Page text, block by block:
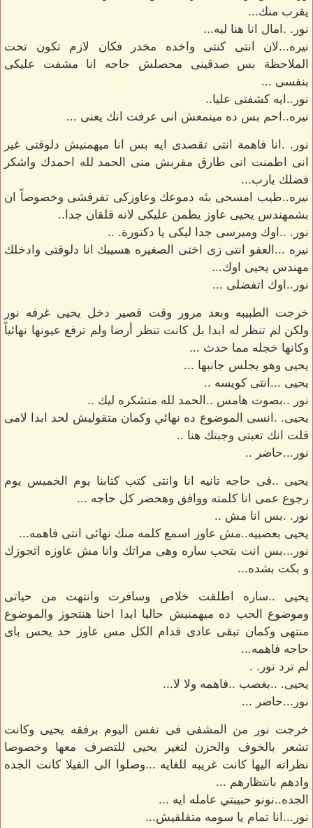
يقرب منك...
نور. .امال انا هنا ليه...
نيره...لان انتى كنتى واخده مخدر فكان لازم تكون تحت
الملاحظة بس صدقينى محصلش حاجه انا مشفت عليكى
بنفسى ...
نور..ايه كشفتى عليا..
نيره..احم بس ده مينمعش انى عرفت انك يعنى ...
نور. .انا فاهمة انتى تقصدى ايه بس انا ميهمنيش دلوقتى غير
انى اطمنت انى طارق مقربش منى الحمد لله احمدك واشكر
فضلك يارب...
نيره..طيب امسحى بئه دموعك وعاوزكى تفرفشى وخصوصاً ان
بشمهندس يحيى عاوز يطمن عليكى لانه قلقان جدا..
نور. ..اوك وميرسى جدا ليكى يا دكتورة. ..
نيره ...العفو انتى زى اختى الصغيره هسيبك انا دلوقتى وادخلك
مهندس يحيى اوك...
نور..اوك اتفضلى ...
خرجت الطبيبه وبعد مرور وقت قصير دخل يحيى غرفه نور
ولكن لم تنظر له ابدا بل كانت تنظر أرضا ولم ترفع عيونها نهائياً
وكانها خجله مما حدث ...
يحيى وهو يجلس جانبها ...
يحيى ...انتى كويسه ..
نور ..بصوت هامس ..الحمد لله متشكره ليك ..
يحيى. .انسى الموضوع ده نهائي وكمان متقوليش لحد ابدا لامى
قلت انك تعبتى وجبتك هنا ..
نور...حاضر ..
يحيى ..فى حاجه تانيه انا وانتى كتب كتابنا يوم الخميس يوم
رجوع عمى انا كلمته ووافق وهحضر كل حاجه ...
نور. .بس انا مش ..
يحيى بعصبيه..مش عاوز اسمع كلمه منك نهائى انتى فاهمه...
نور...بس انت بتحب ساره وهى مراتك وانا مش عاوزه اتجوزك
و بكت بشده...
يحيى ..ساره اطلقت خلاص وسافرت وانتهت من حياتى
وموضوع الحب ده ميهمنيش حاليا ابدا احنا هنتجوز والموضوع
منتهى وكمان تبقى عادى قدام الكل مس عاوز حد يحس باى
حاجه فاهمه...
لم ترد نور. .
يحيى. ..بغصب ..فاهمه ولا لا...
نور...حاضر ...
خرجت نور من المشفى فى نفس اليوم برفقه يحيى وكانت
تشعر بالخوف والحزن لتغير يحيى للتصرف معها وخصوصا
نظراته اليها كانت غريبه للغايه ...وصلوا الى الفيلا كانت الجده
وادهم بانتظارهم ...
الجده..نونو حبيبتي عامله ايه ...
نور...انا تمام يا سومه متقلقيش...